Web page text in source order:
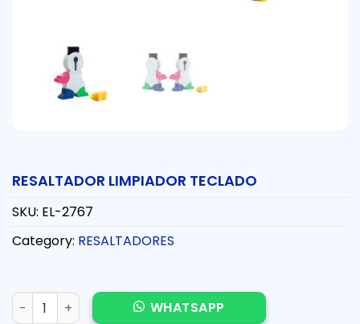
RESALTADOR LIMPIADOR TECLADO
SKU: EL-2767
Category: RESALTADORES
RESALTADOR LIMPIADOR TECLADO quantity
WHATSAPP